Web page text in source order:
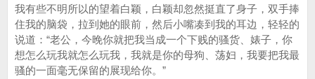
我有些不明所以的望着白颖，白颖却忽然挺直了身子，双手捧
住我的脑袋，拉到她的眼前，然后小嘴凑到我的耳边，轻轻的
说道：“老公，今晚你就把我当成一个下贱的骚货、婊子，你
想怎么玩我就怎么玩我，我就是你的母狗、荡妇，我要把我最
骚的一面毫无保留的展现给你。”